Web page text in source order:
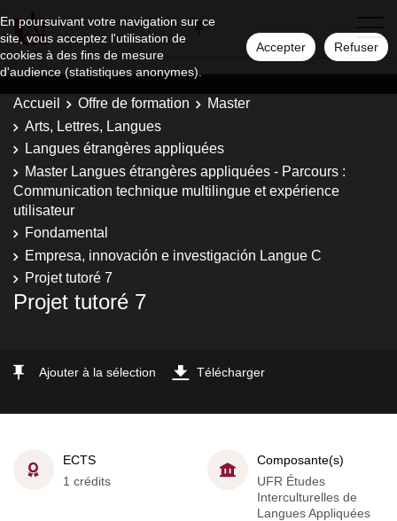
En poursuivant votre navigation sur ce
site, vous acceptez l'utilisation de
cookies à des fins de mesure
d'audience (statistiques anonymes).
Accepter Refuser
Accueil Offre de formation
Master
Arts, Lettres, Langues
Langues étrangères appliquées
Master Langues étrangères appliquées - Parcours :
Communication technique multilingue et expérience
utilisateur
Fondamental
Empresa, innovación e investigación Langue C
Projet tutoré 7
Projet tutoré 7
Ajouter à la sélection Télécharger
ECTS
1 crédits
Composante(s)
UFR Études
Interculturelles de
Langues Appliquées